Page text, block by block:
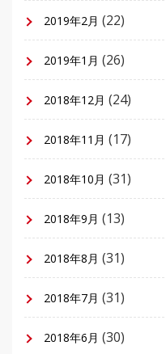
2019年2月 (22)
2019年1月 (26)
2018年12月 (24)
2018年11月 (17)
2018年10月 (31)
2018年9月 (13)
2018年8月 (31)
2018年7月 (31)
2018年6月 (30)